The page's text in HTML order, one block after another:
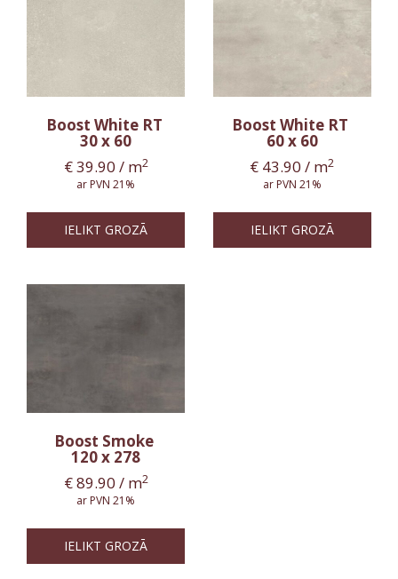
Boost White RT
30 x 60
€39.90 / m2
ar PVN 21%
IELIKT GROZĀ
Boost White RT
60 x 60
€ 43.90 / m2
ar PVN 21%
IELIKT GROZĀ
Boost Smoke
120 x 278
€89.90 / m2
ar PVN 21%
IELIKT GROZĀ